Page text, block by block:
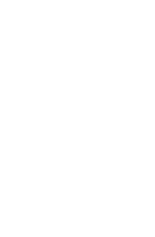
גם בידוד
משולבת הכוללת קטע
תואמות.